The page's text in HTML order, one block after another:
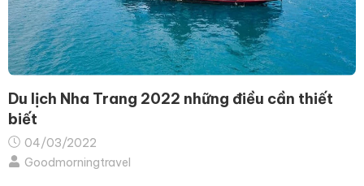
Du lịch Nha Trang 2022 những điều cần thiết
biết
04/03/2022
Goodmorningtravel